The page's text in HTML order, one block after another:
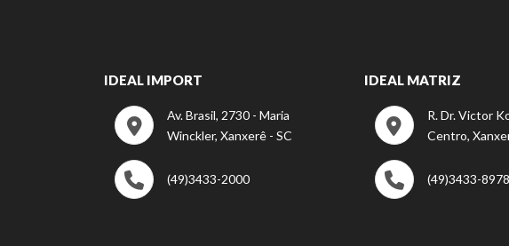
IDEAL IMPORT
Av. Brasil, 2730 - Maria
Winckler, Xanxerê - SC
(49)3433-2000
IDEAL MATRIZ
R. Dr. Victor
Centro,
(49)3433-8978